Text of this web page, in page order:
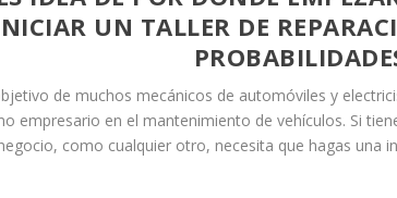
UN TALLER DE
de muchos mecánicos de automóviles y
empresario en el mantenimiento de vehículos. Si
como cualquier otro, necesita que hagas una